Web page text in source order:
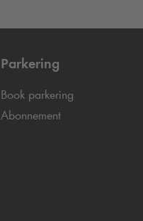
Parkering
Book parkering
Abonnement